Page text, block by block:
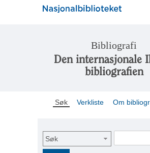
Bibliografi
Den internasjonale
bibliografien
Søk Verkliste Om
Søk